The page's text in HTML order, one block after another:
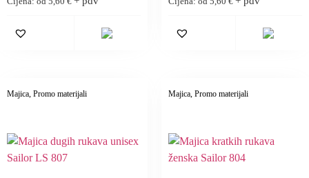
Majica, Promo materijali Majica, Promo materijali